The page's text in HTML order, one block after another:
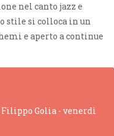
nel canto jazz e
stile si colloca in un
e aperto a continue
Filippo Golia - venerdì